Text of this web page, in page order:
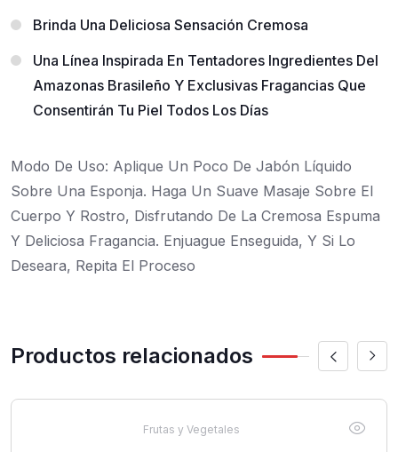
Brinda Una Deliciosa Sensación Cremosa
Una Línea Inspirada En Tentadores Ingredientes Del
Amazonas Brasileño Y Exclusivas Fragancias Que
Consentirán Tu Piel Todos Los Días
Modo De Uso: Aplique Un Poco De Jabón Líquido
Sobre Una Esponja. Haga Un Suave Masaje Sobre El
Cuerpo Y Rostro, Disfrutando De La Cremosa Espuma
Y Deliciosa Fragancia. Enjuague Enseguida, Y Si Lo
Deseara, Repita El Proceso
Productos relacionados
Frutas y Vegetales